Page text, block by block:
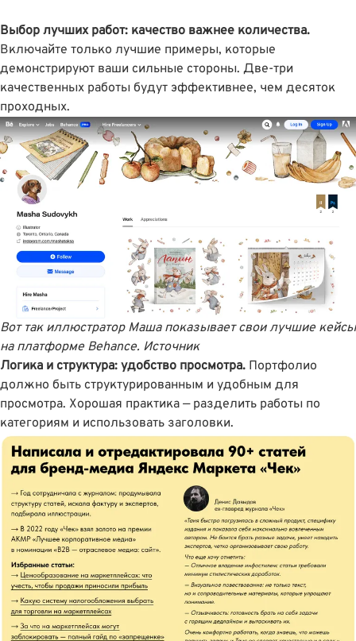
Выбор лучших работ: качество важнее количества.
Включайте только лучшие примеры, которые
демонстрируют ваши сильные стороны. Две-три
качественных работы будут эффективнее, чем десяток
проходных.
Вот так иллюстратор Маша показывает свои лучшие кейсы
на платформе Behance. Источник
Логика и структура: удобство просмотра. Портфолио
должно быть структурированным и удобным для
просмотра. Хорошая практика — разделить работы по
категориям и использовать заголовки.